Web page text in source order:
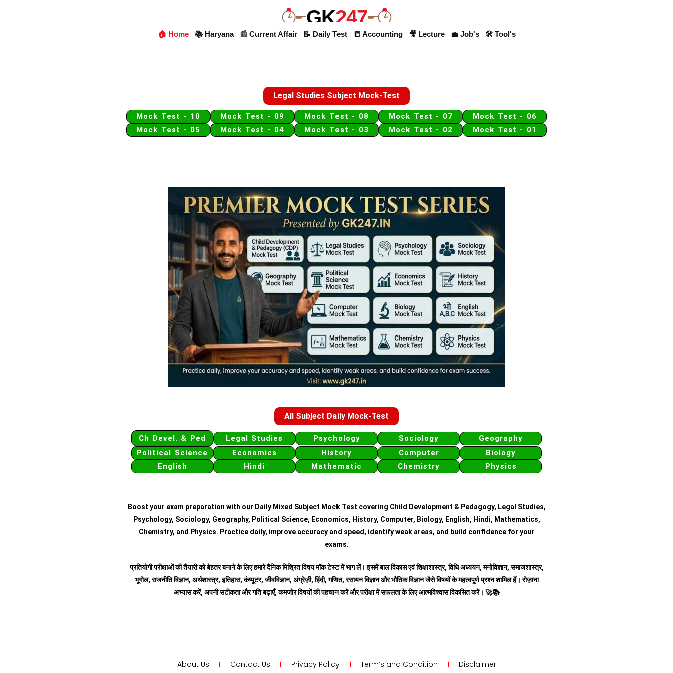
GK247
🏠 Home 📚 Haryana 📰 Current Affair 📝 Daily Test 📒 Accounting 🎥 Lecture 💼 Job's 🛠 Tool's
Legal Studies Subject Mock-Test
Mock Test - 10 Mock Test - 09 Mock Test - 08 Mock Test - 07
Mock Test - 06
Mock Test - 05
Mock Test - 04 Mock Test - 03 Mock Test - 02 Mock Test - 01
All Subject Daily Mock-Test
Ch Devel. & Ped Legal Studies Psychology Sociology
Geography
Political Science
Economics History Computer
Biology
English
Hindi Mathematic Chemistry Physics
Boost your exam preparation with our Daily Mixed Subject Mock Test covering Child Development & Pedagogy, Legal Studies,
Psychology, Sociology, Geography, Political Science, Economics, History, Computer, Biology, English, Hindi, Mathematics,
Chemistry, and Physics. Practice daily, improve accuracy and speed, identify weak areas, and build confidence for your
exams.
प्रतियोगी परीक्षाओं की तैयारी को बेहतर बनाने के लिए हमारे दैनिक मिश्रित विषय मॉक टेस्ट में भाग लें। इसमें बाल विकास एवं शिक्षाशास्त्र, विधि अध्ययन, मनोविज्ञान, समाजशास्त्र,
भूगोल, राजनीति विज्ञान, अर्थशास्त्र, इतिहास, कंप्यूटर, जीवविज्ञान, अंग्रेज़ी, हिंदी, गणित, रसायन विज्ञान और भौतिक विज्ञान जैसे विषयों के महत्वपूर्ण प्रश्न शामिल हैं।रोज़ाना
अभ्यास करें, अपनी सटीकता और गति बढ़ाएँ, कमजोर विषयों की पहचान करें और परीक्षा में सफलता के लिए आत्मविश्वास विकसित करें। 🚀📚
About Us Contact Us Privacy Policy Term’s and Condition
Disclaimer